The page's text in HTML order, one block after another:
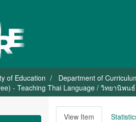
of Education Department of
- Teaching Thai Language / วิทยานิพน
View Item